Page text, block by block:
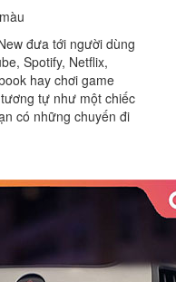
đưa tới người dùng
Spotify, Netflix,
hay chơi game
tự như một chiếc
có những chuyến đi